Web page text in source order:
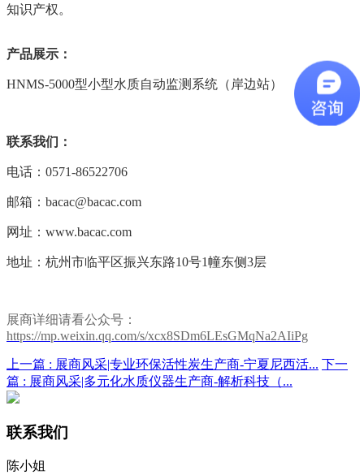
知识产权。
产品展示：
HNMS-5000型小型水质自动监测系统 （岸边站）
联系我们：
电话：0571-86522706
邮箱：bacac@bacac.com
网址：www.bacac.com
地址：杭州市临平区振兴东路10号1幢东侧3层
展商详细请看公众号：
https://mp.weixin.qq.com/s/xcx8SDm6LEsGMqNa2AIiPg
上一篇 : 展商风采|专业环保活性炭生产商-宁夏尼西活... 下一
篇 : 展商风采|多元化水质仪器生产商-解析科技（...
联系我们
陈小姐